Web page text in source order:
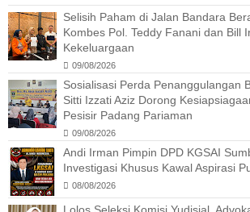
Selisih Paham di Jalan Bandara
Kombes Pol. Teddy Fanani dan Bill
Kekeluargaan
09/08/2026
Sosialisasi Perda Penanggulangan
Sitti Izzati Aziz Dorong
Pesisir Padang Pariaman
09/08/2026
Andi Irman Pimpin DPD KGSAI
Investigasi Khusus Kawal Aspirasi
08/08/2026